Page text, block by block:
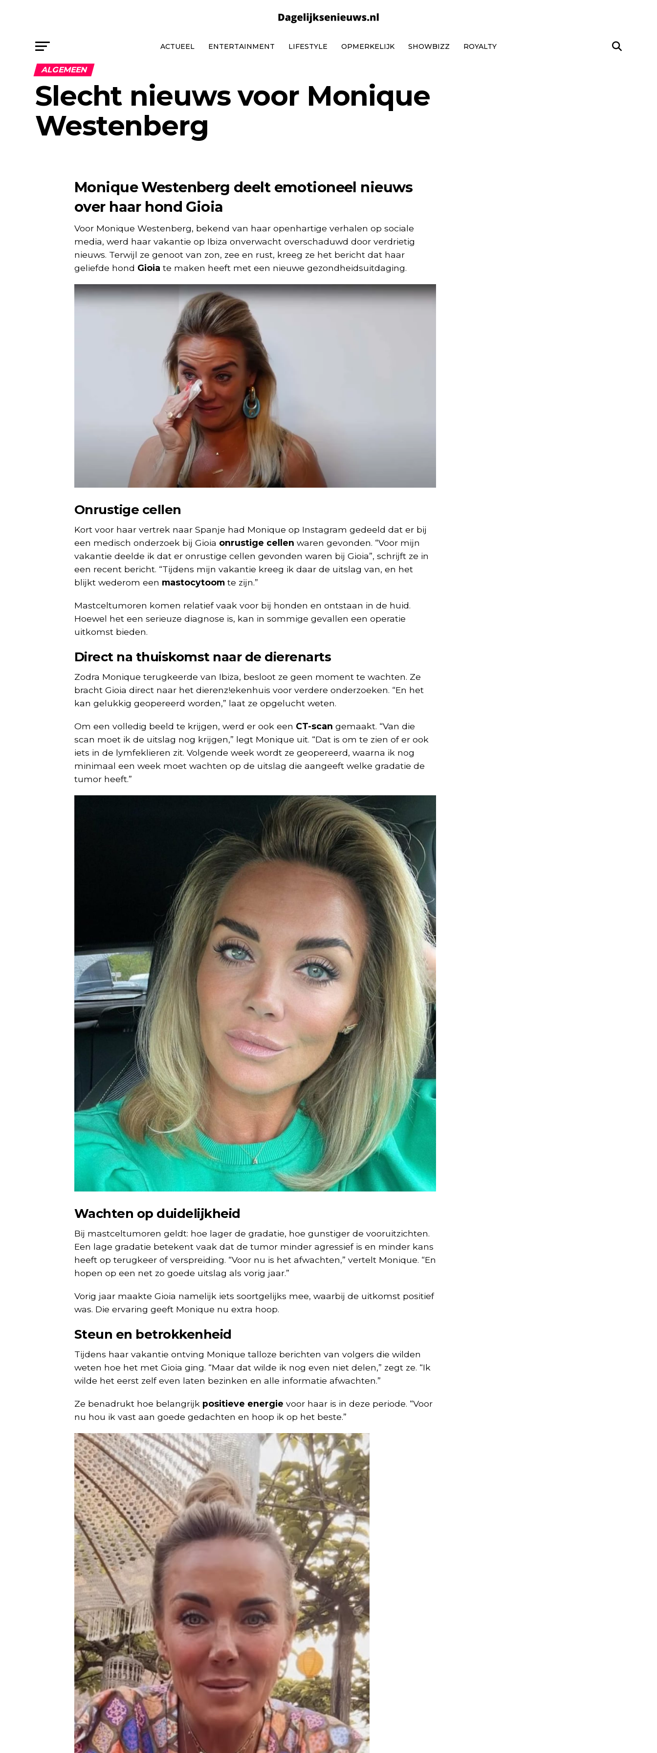
ACTUEEL ENTERTAINMENT LIFESTYLE OPMERKELIJK SHOWBIZZ ROYALTY
ALGEMEEN
Slecht nieuws voor Monique
Westenberg
Monique Westenberg deelt emotioneel nieuws
over haar hond Gioia
Voor Monique Westenberg, bekend van haar openhartige verhalen op sociale
media, werd haar vakantie op Ibiza onverwacht overschaduwd door verdrietig
nieuws. Terwijl ze genoot van zon, zee en rust, kreeg ze het bericht dat haar
geliefde hond Gioia te maken heeft met een nieuwe gezondheidsuitdaging.
Onrustige cellen
Kort voor haar vertrek naar Spanje had Monique op Instagram gedeeld dat er bij
een medisch onderzoek bij Gioia onrustige cellen waren gevonden. “Voor mijn
vakantie deelde ik dat er onrustige cellen gevonden waren bij Gioia”, schrijft ze in
een recent bericht. “Tijdens mijn vakantie kreeg ik daar de uitslag van, en het
blijkt wederom een mastocytoom te zijn.”
Mastceltumoren komen relatief vaak voor bij honden en ontstaan in de huid.
Hoewel het een serieuze diagnose is, kan in sommige gevallen een operatie
uitkomst bieden.
Direct na thuiskomst naar de dierenarts
Zodra Monique terugkeerde van Ibiza, besloot ze geen moment te wachten. Ze
bracht Gioia direct naar het dierenz!ekenhuis voor verdere onderzoeken. “En het
kan gelukkig geopereerd worden,” laat ze opgelucht weten.
Om een volledig beeld te krijgen, werd er ook een CT-scan gemaakt. “Van die
scan moet ik de uitslag nog krijgen,” legt Monique uit. “Dat is om te zien of er ook
iets in de lymfeklieren zit. Volgende week wordt ze geopereerd, waarna ik nog
minimaal een week moet wachten op de uitslag die aangeeft welke gradatie de
tumor heeft.”
Wachten op duidelijkheid
Bij mastceltumoren geldt: hoe lager de gradatie, hoe gunstiger de vooruitzichten.
Een lage gradatie betekent vaak dat de tumor minder agressief is en minder kans
heeft op terugkeer of verspreiding. “Voor nu is het afwachten,” vertelt Monique. “En
hopen op een net zo goede uitslag als vorig jaar.”
Vorig jaar maakte Gioia namelijk iets soortgelijks mee, waarbij de uitkomst positief
was. Die ervaring geeft Monique nu extra hoop.
Steun en betrokkenheid
Tijdens haar vakantie ontving Monique talloze berichten van volgers die wilden
weten hoe het met Gioia ging. “Maar dat wilde ik nog even niet delen,” zegt ze. “Ik
wilde het eerst zelf even laten bezinken en alle informatie afwachten.”
Ze benadrukt hoe belangrijk positieve energie voor haar is in deze periode. “Voor
nu hou ik vast aan goede gedachten en hoop ik op het beste.”